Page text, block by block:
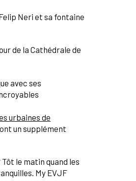
Neri et sa fontaine
de la Cathédrale de
avec ses
urbaines de
un supplément
le matin quand les
My EVJF